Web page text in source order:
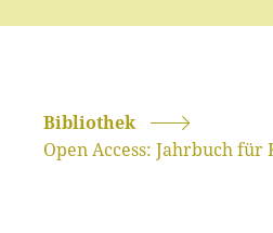
Bibliothek
Open Access: Jahrbuch